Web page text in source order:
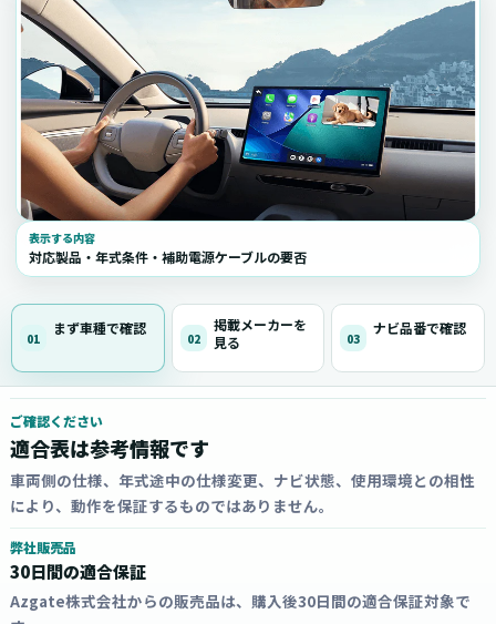
表示する内容
対応製品・年式条件・補助電源ケーブルの要否
01
まず車種で確認
02
掲載メーカーを
見る
03
ナビ品番で確認
ご確認ください
適合表は参考情報です
車両側の仕様、年式途中の仕様変更、ナビ状態、使用環境との相性
により、動作を保証するものではありません。
弊社販売品
30日間の適合保証
Azgate株式会社からの販売品は、購入後30日間の適合保証対象で